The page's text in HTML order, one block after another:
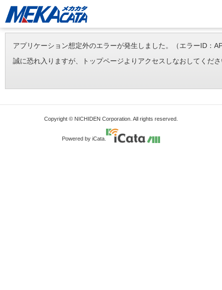
アプリケーション想定外のエラーが発生しました。（エラーID：
誠に恐れ入りますが、トップページよりアクセスしなおしてくだ
Copyright © NICHIDEN Corporation. All rights reserved.
Powered by iCata.